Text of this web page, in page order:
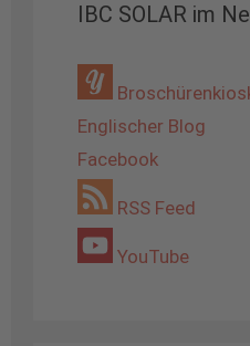
IBC SOLAR im
Englischer Blog
Facebook
RSS Feed
YouTube